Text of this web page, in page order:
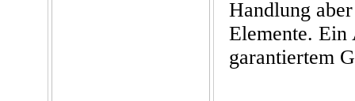
Handlung
Elemente. Ein
garantiertem